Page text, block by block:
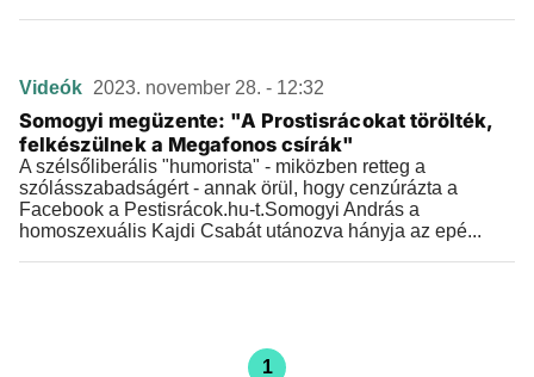
Videók 2023. november 28. - 12:32
Somogyi megüzente: "A Prostisrácokat törölték,
felkészülnek a Megafonos csírák"
A szélsőliberális "humorista" - miközben retteg a
szólásszabadságért - annak örül, hogy cenzúrázta a
Facebook a Pestisrácok.hu-t.Somogyi András a
homoszexuális Kajdi Csabát utánozva hányja az epé...
1